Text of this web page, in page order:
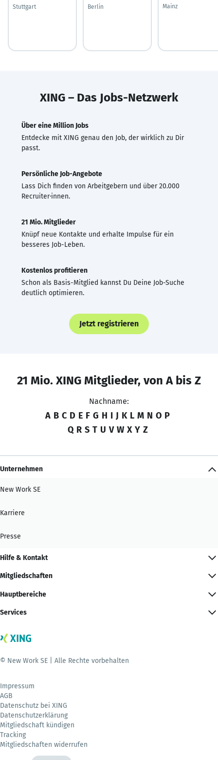
Stuttgart
Berlin
Mainz
XING – Das Jobs-Netzwerk
Über eine Million Jobs
Entdecke mit XING genau den Job, der wirklich zu Dir
passt.
Persönliche Job-Angebote
Lass Dich finden von Arbeitgebern und über 20.000
Recruiter·innen.
21 Mio. Mitglieder
Knüpf neue Kontakte und erhalte Impulse für ein
besseres Job-Leben.
Kostenlos profitieren
Schon als Basis-Mitglied kannst Du Deine Job-Suche
deutlich optimieren.
Jetzt registrieren
21 Mio. XING Mitglieder, von A bis Z
Nachname:
A B C D E F G H I J K L M N O P
Q R S T U V W X Y Z
Unternehmen
New Work SE
Karriere
Presse
Hilfe & Kontakt
Mitgliedschaften
Hauptbereiche
Services
© New Work SE | Alle Rechte vorbehalten
Impressum
AGB
Datenschutz bei XING
Datenschutzerklärung
Mitgliedschaft kündigen
Tracking
Mitgliedschaften widerrufen